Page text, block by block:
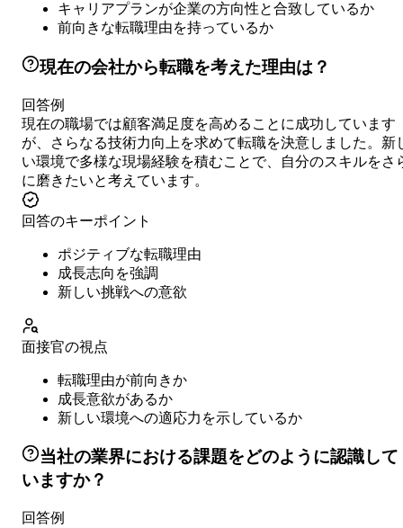
キャリアプランが企業の方向性と合致しているか
前向きな転職理由を持っているか
現在の会社から転職を考えた理由は？
回答例
現在の職場では顧客満足度を高めることに成功しています
が、さらなる技術力向上を求めて転職を決意しました。新
い環境で多様な現場経験を積むことで、自分のスキルをさ
に磨きたいと考えています。
回答のキーポイント
ポジティブな転職理由
成長志向を強調
新しい挑戦への意欲
面接官の視点
転職理由が前向きか
成長意欲があるか
新しい環境への適応力を示しているか
当社の業界における課題をどのように認識して
いますか？
回答例